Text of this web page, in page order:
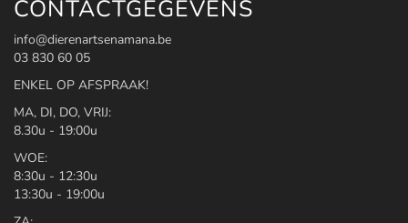
CONTACTGEGEVENS
info@dierenartsenamana.be
03 830 60 05
ENKEL OP AFSPRAAK!
MA, DI, DO, VRIJ:
8.30u - 19:00u
WOE:
8:30u - 12:30u
13:30u - 19:00u